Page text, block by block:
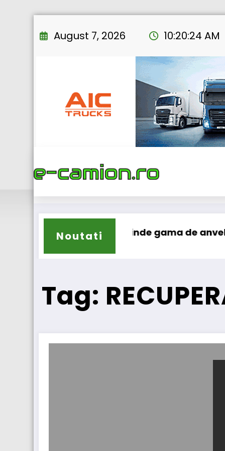
to
August 7, 2026 10:20:25 AM
Noutati
își extinde gama de anvelope pentru
Tag: